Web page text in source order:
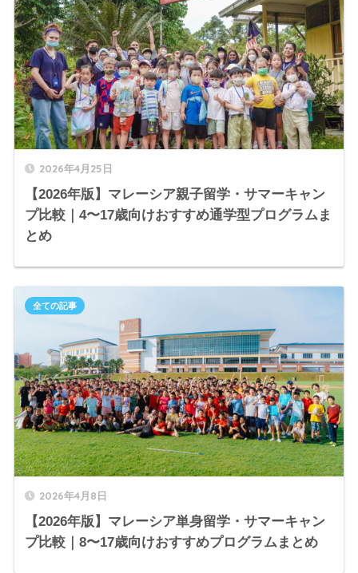
2026年4月25日
【2026年版】マレーシア親子留学・サマーキャン
プ比較｜4〜17歳向けおすすめ通学型プログラムま
とめ
2026年4月8日
【2026年版】マレーシア単身留学・サマーキャン
プ比較｜8〜17歳向けおすすめプログラムまとめ
全ての記事